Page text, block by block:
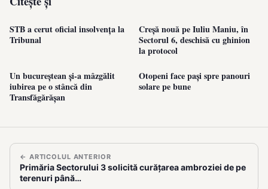
STB a cerut oficial insolvența la
Tribunal
Creșă nouă pe Iuliu Maniu, în
Sectorul 6, deschisă cu ghinion
la protocol
Un bucureștean și-a mâzgălit
iubirea pe o stâncă din
Transfăgărășan
Otopeni face pași spre panouri
solare pe bune
← ARTICOLUL ANTERIOR
Primăria Sectorului 3 solicită curățarea ambroziei de pe
terenuri până…